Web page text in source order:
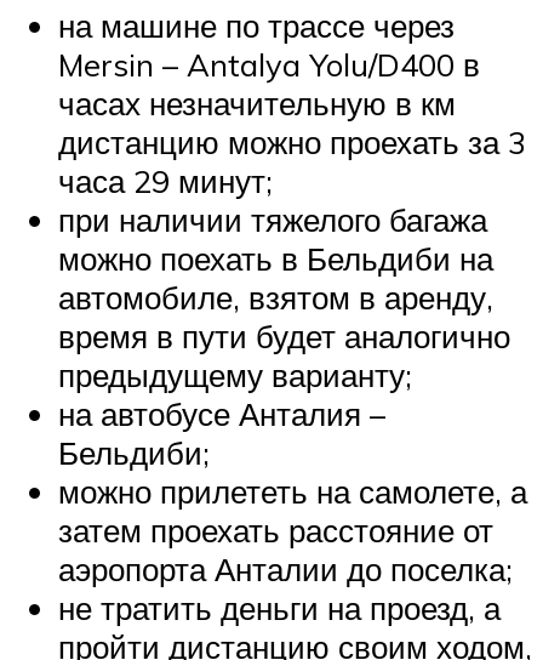
на машине по трассе через
Mersin – Antalya Yolu/D400 в
часах незначительную в км
дистанцию можно проехать за 3
часа 29 минут;
при наличии тяжелого багажа
можно поехать в Бельдиби на
автомобиле, взятом в аренду,
время в пути будет аналогично
предыдущему варианту;
на автобусе Анталия –
Бельдиби;
можно прилететь на самолете, а
затем проехать расстояние от
аэропорта Анталии до поселка;
не тратить деньги на проезд, а
пройти дистанцию своим ходом,